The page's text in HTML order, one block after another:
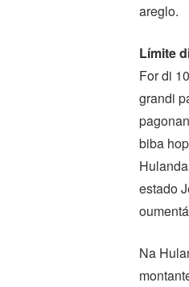
areglo.
Límite
For di
grandi
biba
estado
Na